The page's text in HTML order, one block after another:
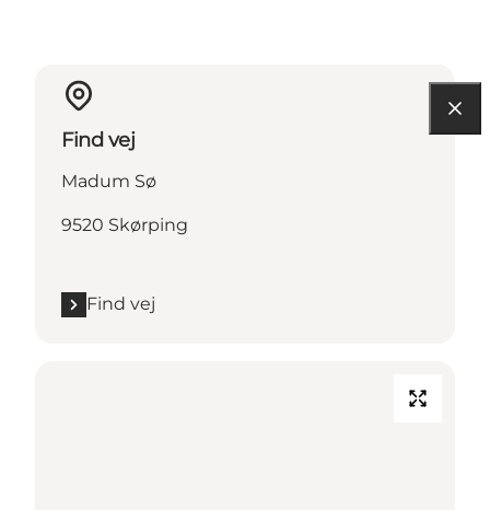
Find vej
Madum Sø
9520 Skørping
Find vej